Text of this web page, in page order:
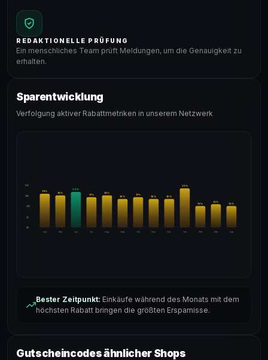
REDAKTIONELLE PRÜFUNG
Ein menschliches Team prüft Meldungen, um die Genauigkeit zu
erhalten.
Sparentwicklung
Verfolgung aktiver Rabattmetriken in unserem Netzwerk
24%
18%
12%
6%
0%
Apr
19%
Mai
18%
Jun
20%
Jul
17%
Aug
18%
Sep
16%
Okt
17%
Nov
16%
Dez
16%
Jan
22%
Feb
12%
Mär
13%
Apr
12%
Bester Zeitpunkt: Einkäufe während des Monats mit dem
höchsten Rabatt bringen die größten Ersparnisse.
Gutscheincodes ähnlicher Shops